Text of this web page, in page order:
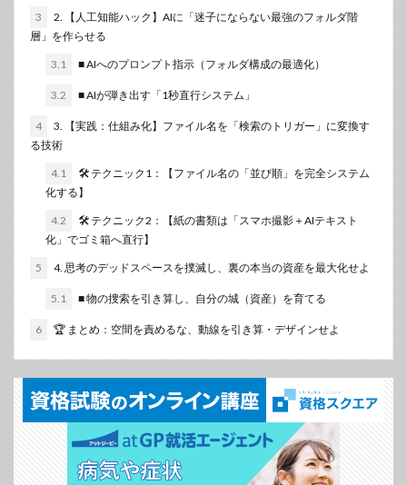
3
2. 【人工知能ハック】AIに「迷子にならない最強のフォルダ階
層」を作らせる
3.1 ■ AIへのプロンプト指示（フォルダ構成の最適化）
3.2 ■ AIが弾き出す「1秒直行システム」
4
3. 【実践：仕組み化】ファイル名を「検索のトリガー」に変換す
る技術
4.1
🛠️ テクニック1：【ファイル名の「並び順」を完全システム
化する】
4.2
🛠️ テクニック2：【紙の書類は「スマホ撮影＋AIテキスト
化」でゴミ箱へ直行】
5 4. 思考のデッドスペースを撲滅し、裏の本当の資産を最大化せよ
5.1 ■ 物の捜索を引き算し、自分の城（資産）を育てる
6 🏆 まとめ：空間を責めるな、動線を引き算・デザインせよ